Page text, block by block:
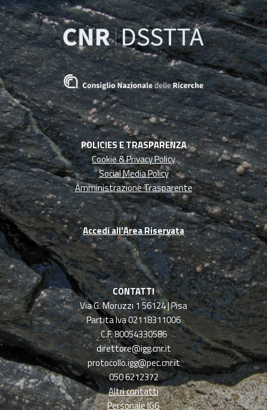
POLICIES E TRASPARENZA
Cookie & Privacy Policy
Social Media Policy
Amministrazione Trasparente
Accedi all'Area Riservata
CONTATTI
Via G. Moruzzi 1 56124 | Pisa
Partita Iva 02118311006
C.F. 80054330586
direttore@igg.cnr.it
protocollo.igg@pec.cnr.it
050 6212372
Altri contatti
Personale IGG